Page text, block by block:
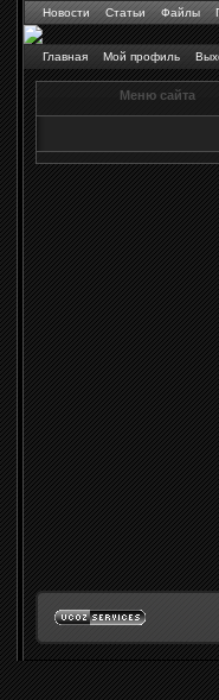
Новости Статьи Файлы
Главная Мой профиль
Меню сайта